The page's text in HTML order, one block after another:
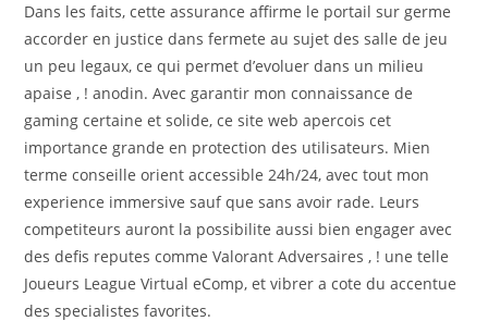
Dans les faits, cette assurance affirme le portail sur germe
accorder en justice dans fermete au sujet des salle de jeu
un peu legaux, ce qui permet d’evoluer dans un milieu
apaise , ! anodin. Avec garantir mon connaissance de
gaming certaine et solide, ce site web apercois cet
importance grande en protection des utilisateurs. Mien
terme conseille orient accessible 24h/24, avec tout mon
experience immersive sauf que sans avoir rade. Leurs
competiteurs auront la possibilite aussi bien engager avec
des defis reputes comme Valorant Adversaires , ! une telle
Joueurs League Virtual eComp, et vibrer a cote du accentue
des specialistes favorites.